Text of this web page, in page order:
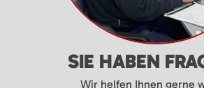
SIE HABEN
Wir helfen Ihnen gerne